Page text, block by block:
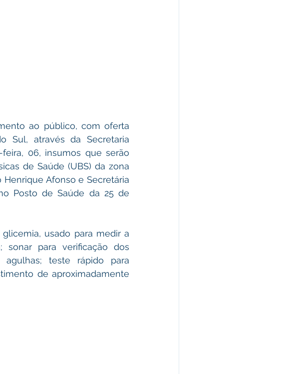
ao público, com oferta
Sul, através da Secretaria
06, insumos que serão
de Saúde (UBS) da zona
Afonso e Secretária
Posto de Saúde da 25 de
usado para medir a
sonar para verificação dos
agulhas; teste rápido para
de aproximadamente